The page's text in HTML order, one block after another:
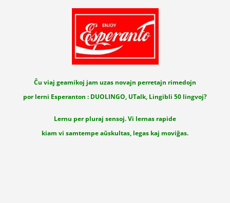
Ĉu viaj geamikoj jam uzas novajn perretajn rimedojn
por lerni Esperanton : DUOLINGO, UTalk, Lingibli 50 lingvoj?
Lernu per pluraj sensoj. Vi lernas rapide
kiam vi samtempe aŭskultas, legas kaj moviĝas.